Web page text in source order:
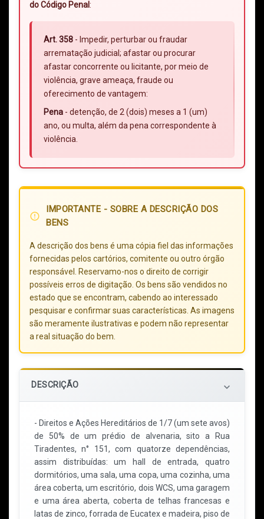
do Código Penal:
Art. 358 - Impedir, perturbar ou fraudar
arrematação judicial; afastar ou procurar
afastar concorrente ou licitante, por meio de
violência, grave ameaça, fraude ou
oferecimento de vantagem:
Pena - detenção, de 2 (dois) meses a 1 (um)
ano, ou multa, além da pena correspondente à
violência.
error_outline
IMPORTANTE - SOBRE A DESCRIÇÃO DOS
BENS
A descrição dos bens é uma cópia fiel das informações
fornecidas pelos cartórios, comitente ou outro órgão
responsável. Reservamo-nos o direito de corrigir
possíveis erros de digitação. Os bens são vendidos no
estado que se encontram, cabendo ao interessado
pesquisar e confirmar suas características. As imagens
são meramente ilustrativas e podem não representar
a real situação do bem.
DESCRIÇÃO keyboard_arrow_down
- Direitos e Ações Hereditários de 1/7 (um sete avos)
de 50% de um prédio de alvenaria, sito a Rua
Tiradentes, n° 151, com quatorze dependências,
assim distribuídas: um hall de entrada, quatro
dormitórios, uma sala, uma copa, uma cozinha, uma
área coberta, um escritório, dois WCS, uma garagem
e uma área aberta, coberta de telhas francesas e
latas de zinco, forrada de Eucatex e madeira, piso de